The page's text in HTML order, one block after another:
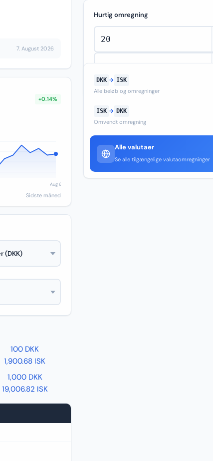
7. August 2026
+0.14%
Sidste måned
100 DKK
1,900.68 ISK
1,000 DKK
19,006.82 ISK
Hurtig omregning
DKK → ISK
Alle beløb og omregninger
ISK → DKK
Omvendt omregning
Alle valutaer
Se alle tilgængelige valutaomregninger